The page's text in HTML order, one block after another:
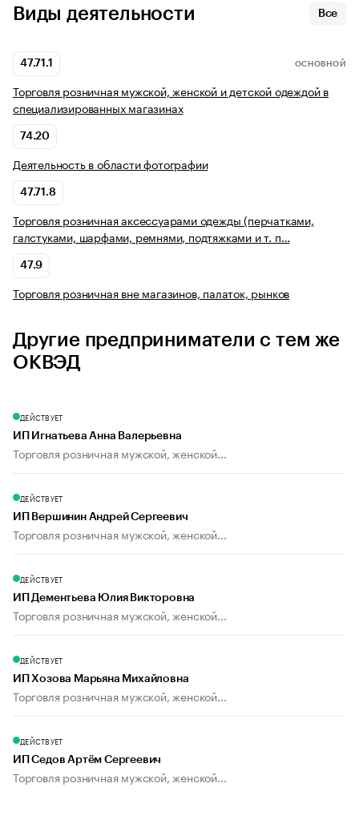
Виды деятельности Все
47.71.1 ОСНОВНОЙ
Торговля розничная мужской, женской и детской одеждой в
специализированных магазинах
74.20
Деятельность в области фотографии
47.71.8
Торговля розничная аксессуарами одежды (перчатками,
галстуками, шарфами, ремнями, подтяжками и т. п…
47.9
Торговля розничная вне магазинов, палаток, рынков
Другие предприниматели с тем же
ОКВЭД
ДЕЙСТВУЕТ
ИП Игнатьева Анна Валерьевна
Торговля розничная мужской, женской...
ДЕЙСТВУЕТ
ИП Вершинин Андрей Сергеевич
Торговля розничная мужской, женской...
ДЕЙСТВУЕТ
ИП Дементьева Юлия Викторовна
Торговля розничная мужской, женской...
ДЕЙСТВУЕТ
ИП Хозова Марьяна Михайловна
Торговля розничная мужской, женской...
ДЕЙСТВУЕТ
ИП Седов Артём Сергеевич
Торговля розничная мужской, женской...